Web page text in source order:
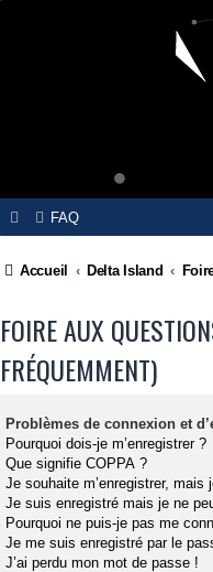
FAQ
Accueil Delta Island
FOIRE AUX
FRÉQUEMMENT)
Problèmes de connexion et
Pourquoi dois-je m’enregistrer ?
Que signifie COPPA ?
Je souhaite m’enregistrer, mais
Je suis enregistré mais je ne
Pourquoi ne puis-je pas me
Je me suis enregistré par le
J’ai perdu mon mot de passe !